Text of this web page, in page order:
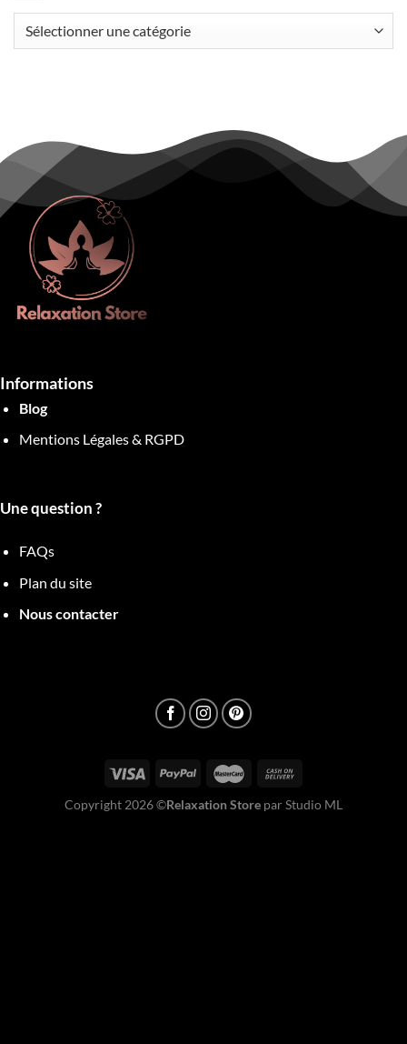
Informations
Blog
Mentions Légales & RGPD
Une question ?
FAQs
Plan du site
Nous contacter
Copyright 2026 ©Relaxation Store par Studio ML